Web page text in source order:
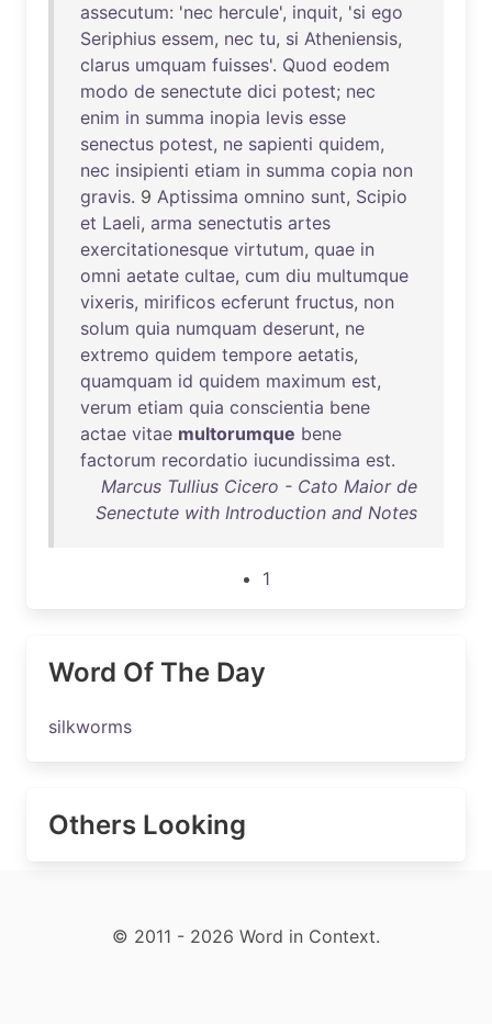
assecutum: 'nec hercule', inquit, 'si ego
Seriphius essem, nec tu, si Atheniensis,
clarus umquam fuisses'. Quod eodem
modo de senectute dici potest; nec
enim in summa inopia levis esse
senectus potest, ne sapienti quidem,
nec insipienti etiam in summa copia non
gravis. 9 Aptissima omnino sunt, Scipio
et Laeli, arma senectutis artes
exercitationesque virtutum, quae in
omni aetate cultae, cum diu multumque
vixeris, mirificos ecferunt fructus, non
solum quia numquam deserunt, ne
extremo quidem tempore aetatis,
quamquam id quidem maximum est,
verum etiam quia conscientia bene
actae vitae multorumque bene
factorum recordatio iucundissima est.
Marcus Tullius Cicero - Cato Maior de
Senectute with Introduction and Notes
1
Word Of The Day
silkworms
Others Looking
© 2011 - 2026 Word in Context.